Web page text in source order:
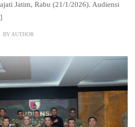
Jatim, Rabu (21/1/2026). Audiensi
BY AUTHOR